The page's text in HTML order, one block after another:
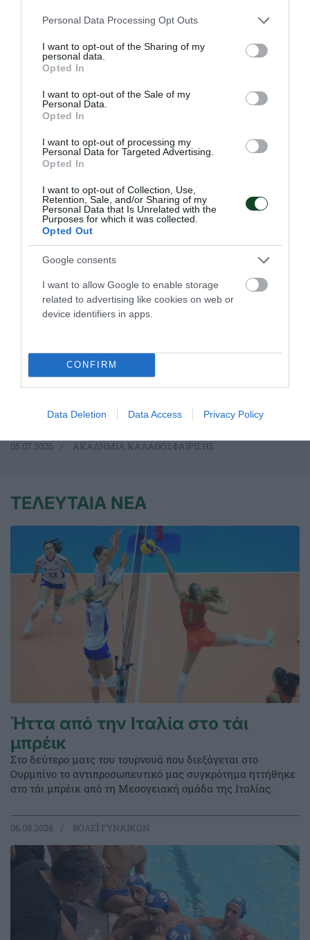
Please note that this website/app uses one or more Google
not limited to your visit or usage behaviour. You may click to
grant or deny consent to Google and its third-party tags to
use your data for below specified purposes in below Google
consent section.
Personal Data Processing Opt Outs
I want to opt-out of the Sharing of my
personal data.
Opted In
I want to opt-out of the Sale of my
Personal Data.
Opted In
I want to opt-out of processing my
Personal Data for Targeted Advertising.
Opted In
I want to opt-out of Collection, Use,
Retention, Sale, and/or Sharing of my
Personal Data that Is Unrelated with the
Purposes for which it was collected.
Opted Out
Google consents
I want to allow Google to enable storage
related to advertising like cookies on web or
device identifiers in apps.
CONFIRM
Data Deletion Data Access Privacy Policy
μπάσκετ του Παναθηναϊκού 2026-
Η νέα αγωνιστική σεζόν πλησιάζει και η Ακαδημία του
Παναθηναϊκού στη Λεωφόρο ανοίγει τις πόρτες της για
ακόμα μια επιτυχημένη μπασκετική χρονιά!
γυναικών
Η Εθνική ομάδα μπάσκετ Νέων γυναικών πανηγύρισε τη
δεύτερη νίκη στο ευρωπαϊκό πρωτάθλημα δεύτερης
05.07.2026 ΑΚΑΔΗΜΙΑ ΚΑΛΑΘΟΣΦΑΙΡΙΣΗΣ
ΤΕΛΕΥΤΑΙΑ ΝΕΑ
Ήττα από την Ιταλία στο τάι
μπρέικ
Στο δεύτερο ματς του τουρνουά που διεξάγεται στο
Ουρμπίνο το αντιπροσωπευτικό μας συγκρότημα ηττήθηκε
στο τάι μπρέικ από τη Μεσογειακή ομάδα της Ιταλίας.
06.08.2026 ΒΟΛΕΪ ΓΥΝΑΙΚΩΝ